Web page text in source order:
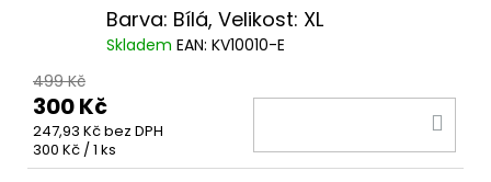
Barva: Bílá, Velikost: XL
Skladem EAN: KV10010-E
499 Kč
300 Kč
247,93 Kč bez DPH
Měrná
cena:
300 Kč / 1 ks
77
Kč
Původně:
150
Kč